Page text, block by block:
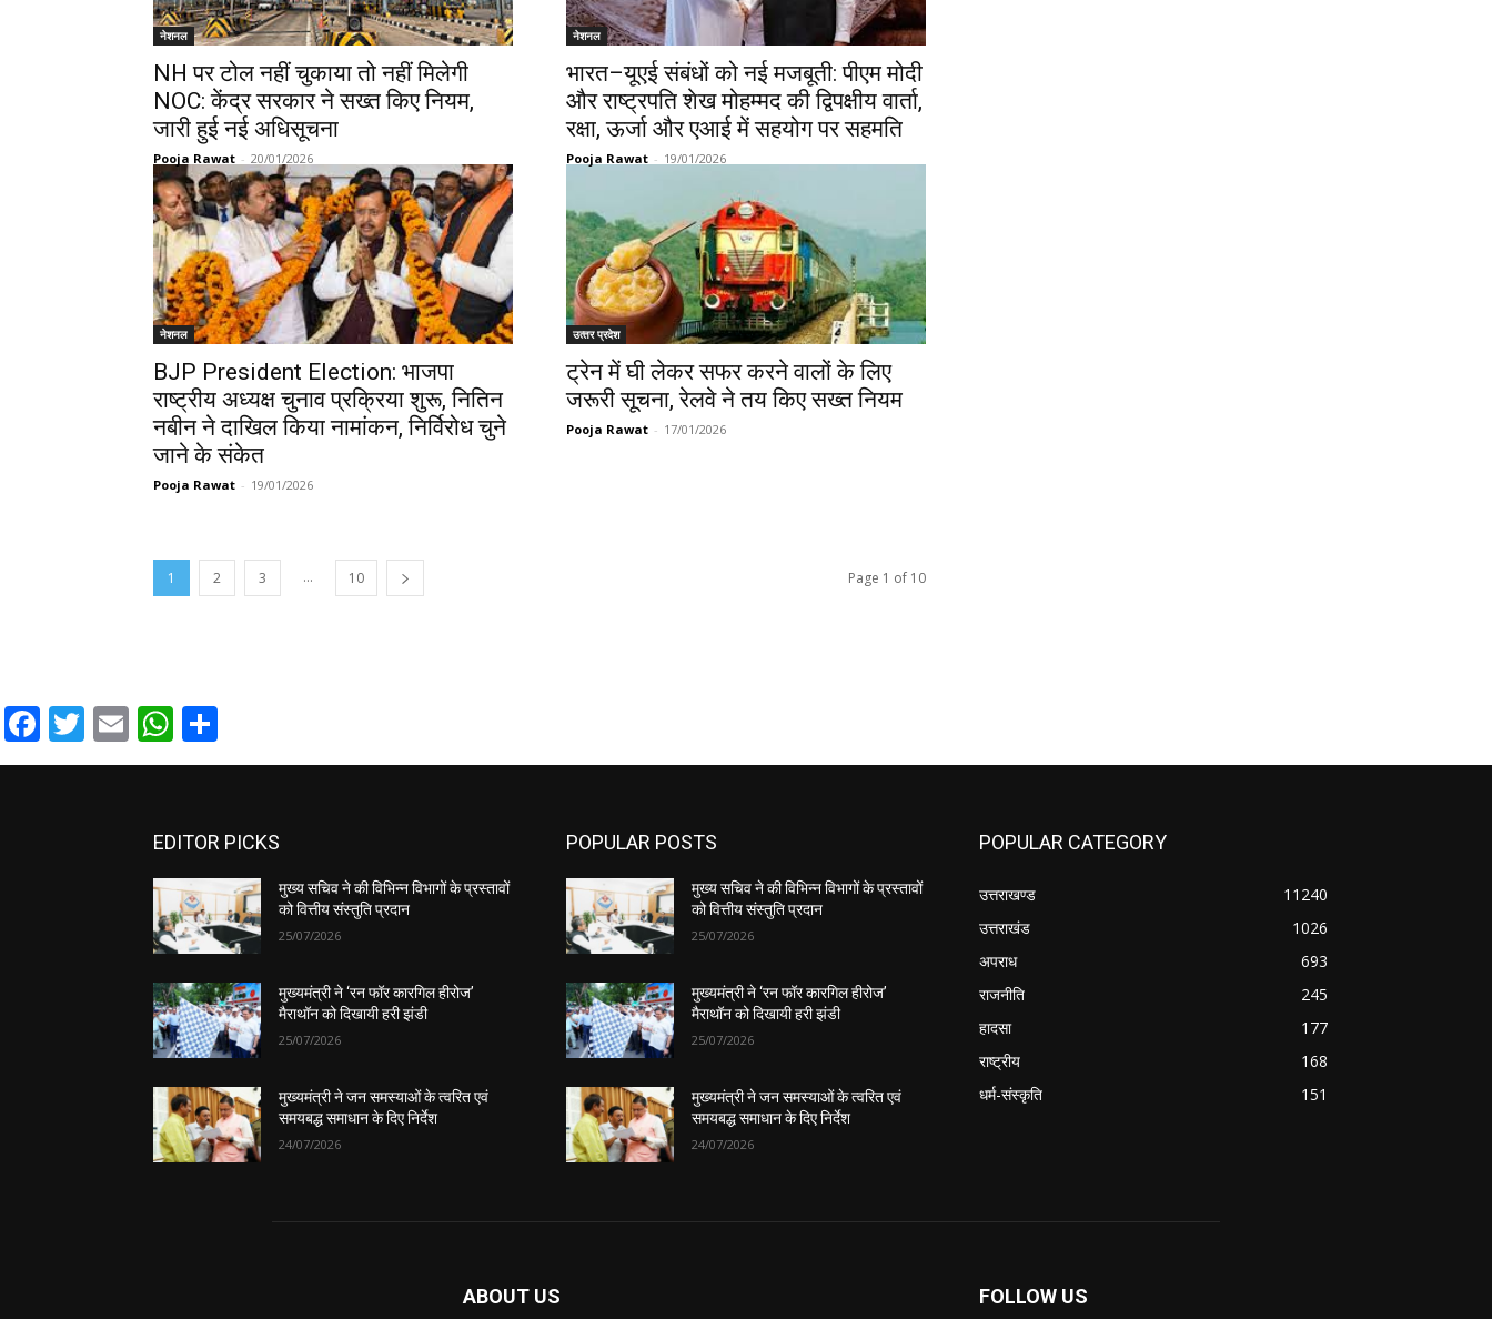
नेशनल
NH पर टोल नहीं चुकाया तो नहीं मिलेगी
NOC: केंद्र सरकार ने सख्त किए नियम,
जारी हुई नई अधिसूचना
Pooja Rawat - 20/01/2026
नेशनल
भारत–यूएई संबंधों को नई मजबूती: पीएम मोदी
और राष्ट्रपति शेख मोहम्मद की द्विपक्षीय वार्ता,
रक्षा, ऊर्जा और एआई में सहयोग पर सहमति
Pooja Rawat - 19/01/2026
नेशनल
BJP President Election: भाजपा
राष्ट्रीय अध्यक्ष चुनाव प्रक्रिया शुरू, नितिन
नबीन ने दाखिल किया नामांकन, निर्विरोध चुने
जाने के संकेत
Pooja Rawat - 19/01/2026
उत्‍तर प्रदेश
ट्रेन में घी लेकर सफर करने वालों के लिए
जरूरी सूचना, रेलवे ने तय किए सख्त नियम
Pooja Rawat - 17/01/2026
1 2 3 ... 10 Page 1 of 10
Facebook
Twitter
EmailWhatsApp
EDITOR PICKS
मुख्य सचिव ने की विभिन्न विभागों के प्रस्तावों
को वित्तीय संस्तुति प्रदान
25/07/2026
मुख्यमंत्री ने ‘रन फॉर कारगिल हीरोज’
मैराथॉन को दिखायी हरी झंडी
25/07/2026
मुख्यमंत्री ने जन समस्याओं के त्वरित एवं
समयबद्ध समाधान के दिए निर्देश
24/07/2026
POPULAR POSTS
मुख्य सचिव ने की विभिन्न विभागों के प्रस्तावों
को वित्तीय संस्तुति प्रदान
25/07/2026
मुख्यमंत्री ने ‘रन फॉर कारगिल हीरोज’
मैराथॉन को दिखायी हरी झंडी
25/07/2026
मुख्यमंत्री ने जन समस्याओं के त्वरित एवं
समयबद्ध समाधान के दिए निर्देश
24/07/2026
POPULAR CATEGORY
उत्तराखण्ड
11240
उत्तराखंड
1026
अपराध
693
राजनीति
245
हादसा
177
राष्ट्रीय
168
धर्म-संस्कृति
151
ABOUT US FOLLOW US